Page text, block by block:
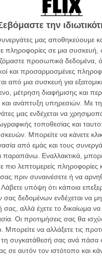
την
μας αποθηκεύουμε
πληροφορίες σε μια συσκευή,
προσωπικά δεδομένα,
και προσαρμοσμένες
από μια συσκευή για
μέτρηση διαφήμισης και
ανάπτυξη υπηρεσιών. Με
μας ενδέχεται να
τοποθεσίας και
Μπορείτε να κάνετε κλικ
από εμάς και τους
παραπάνω. Εναλλακτικά,
λεπτομερείς πληροφορίες
πριν συναινέσετε ή να
Λάβετε υπόψη ότι κάποια
δεδομένων ενδέχεται να
αλλά έχετε το δικαίωμα να
Οι προτιμήσεις σας θα
Μπορείτε να αλλάξετε τις
τη συγκατάθεσή σας ανά πάσα
σε αυτόν τον ιστότοπο και
ανύπαντρη μητέρα, είναι
στο λαχείο - εισιτήριο για να
μικρό της γιο. Η Λέσλι είναι
έχουν εξατμιστεί από την κακή
αλκοόλ. Της κάνουν έξωση
απελπισμένη καταλήγει
φύγει μακριά της και
εδώ με δύο όρους: να μην
για το μέλλον» της λέει. Η
Και τον απογοητεύει για
την φέρει στα σκαλοπάτια
και στα σκαμπό των μπαρ
γοητεία της και την
είναι μεγάλη πια. Η γοητεία
προκαλέσει σε όσους αγαπά
οι δεύτερες και τρίτες ευκαιρίες
τηλεοπτικών επιτυχιών
«Bloodline», «Brothers
να κάνει το σκηνοθετικό
Γιατί η Λέσλι υπήρξε - όπως
ανά τον κόσμο. Χαμένοι,
των εθισμών και των κακών